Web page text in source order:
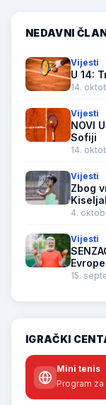
NEDAVNI
Vijesti
U 14:
14.
Vijesti
NOVI
Sofiji
14.
Vijesti
Zbog
4.
Vijesti
15.
IGRAČKI
Mini tenis
Program za